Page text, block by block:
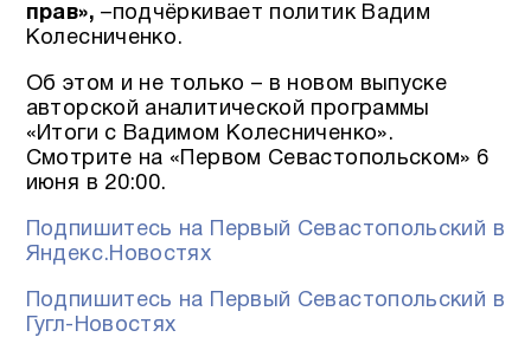
прав», –подчёркивает политик Вадим
Колесниченко.
Об этом и не только – в новом выпуске
авторской аналитической программы
«Итоги с Вадимом Колесниченко».
Смотрите на «Первом Севастопольском» 6
июня в 20:00.
Подпишитесь на Первый Севастопольский в
Яндекс.Новостях
Подпишитесь на Первый Севастопольский в
Гугл-Новостях